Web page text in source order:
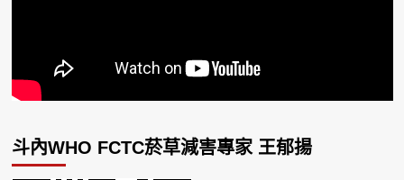
斗內WHO FCTC菸草減害專家 王郁揚